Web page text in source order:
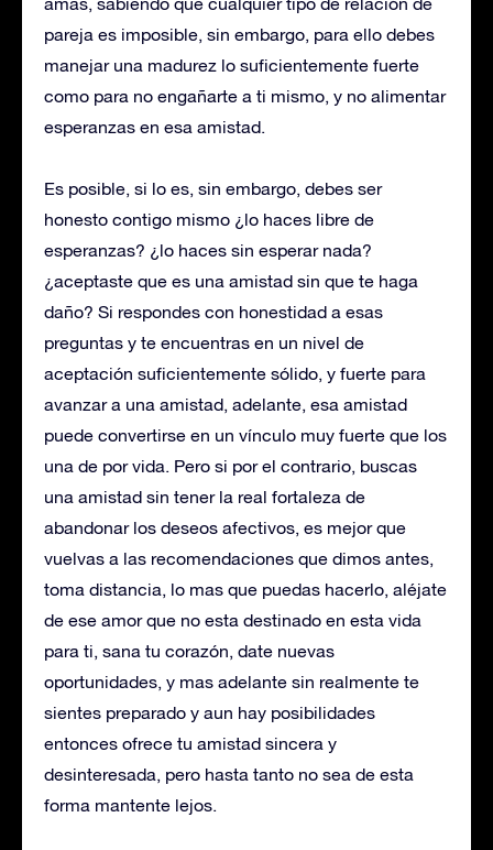
pareja es imposible, sin embargo, para ello debes
manejar una madurez lo suficientemente fuerte
como para no engañarte a ti mismo, y no alimentar
esperanzas en esa amistad.
Es posible, si lo es, sin embargo, debes ser
honesto contigo mismo ¿lo haces libre de
esperanzas? ¿lo haces sin esperar nada?
¿aceptaste que es una amistad sin que te haga
daño? Si respondes con honestidad a esas
preguntas y te encuentras en un nivel de
aceptación suficientemente sólido, y fuerte para
avanzar a una amistad, adelante, esa amistad
puede convertirse en un vínculo muy fuerte que los
una de por vida. Pero si por el contrario, buscas
una amistad sin tener la real fortaleza de
abandonar los deseos afectivos, es mejor que
vuelvas a las recomendaciones que dimos antes,
toma distancia, lo mas que puedas hacerlo, aléjate
de ese amor que no esta destinado en esta vida
para ti, sana tu corazón, date nuevas
oportunidades, y mas adelante sin realmente te
sientes preparado y aun hay posibilidades
entonces ofrece tu amistad sincera y
desinteresada, pero hasta tanto no sea de esta
forma mantente lejos.